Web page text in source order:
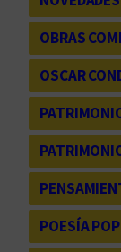
OBRAS
OSCAR
POESÍA